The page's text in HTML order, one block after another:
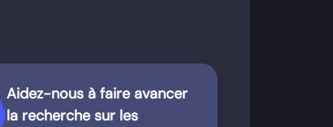
Aidez-nous à faire avancer
la recherche sur les